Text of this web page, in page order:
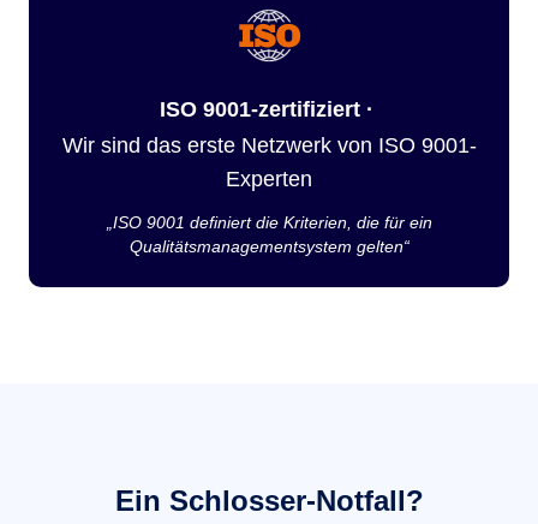
ISO 9001-zertifiziert ·
Wir sind das erste Netzwerk von ISO 9001-
Experten
„ISO 9001 definiert die Kriterien, die für ein
Qualitätsmanagementsystem gelten“
Ein Schlosser-Notfall?